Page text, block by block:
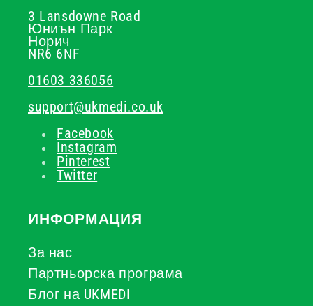
3 Lansdowne Road
Юниън Парк
Норич
NR6 6NF
01603 336056
support@ukmedi.co.uk
Facebook
Instagram
Pinterest
Twitter
ИНФОРМАЦИЯ
За нас
Партньорска програма
Блог на UKMEDI